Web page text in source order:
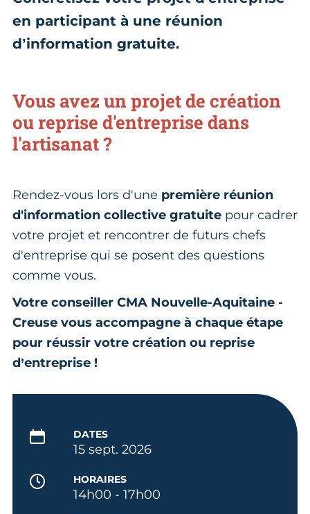
en participant à une réunion
d’information gratuite.
Vous avez un projet de création
ou reprise d'entreprise dans
l'artisanat ?
Rendez-vous lors d'une première réunion
d'information collective gratuite pour cadrer
votre projet et rencontrer de futurs chefs
d'entreprise qui se posent des questions
comme vous.
Votre conseiller CMA Nouvelle-Aquitaine -
Creuse vous accompagne à chaque étape
pour réussir votre création ou reprise
d’entreprise !
DATES
15 sept. 2026
HORAIRES
14h00 - 17h00